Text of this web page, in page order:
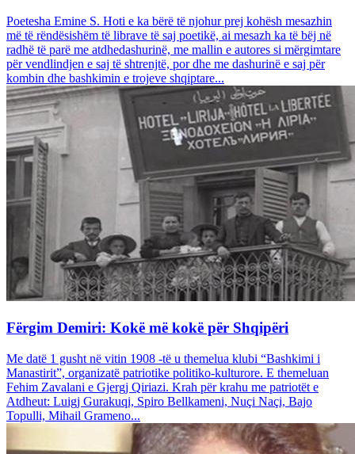
Poetesha Emine S. Hoti e ka bërë të njohur prej kohësh mesazhin
më të rëndësishëm të librave të saj poetikë, ai mesazh ka të bëj në
radhë të parë me atdhedashurinë, me mallin e autores si mërgimtare
për vendlindjen e saj të shtrenjtë, por dhe me dashurinë e saj për
kombin dhe bashkimin e trojeve shqiptare...
Fërgim Demiri: Kokë më kokë për Shqipëri
Me datë 1 gusht në vitin 1908 -të u themelua klubi “Bashkimi i
Manastirit”, organizatë patriotike politiko-kulturore. E themeluan
Fehim Zavalani e Gjergj Qiriazi. Krah për krahu me patriotët e
Atdheut: Luigj Gurakuqi, Spiro Bellkameni, Nuçi Naçi, Bajo
Topulli, Mihail Grameno...